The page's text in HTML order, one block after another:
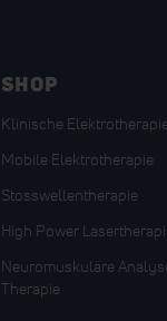
SHOP
Klinische Elektrotherapie
Mobile Elektrotherapie
Stosswellentherapie
High Power
Neuromuskuläre
Therapie